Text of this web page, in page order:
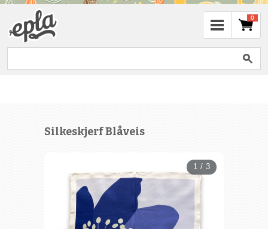
0
Silkeskjerf Blåveis
1 / 3